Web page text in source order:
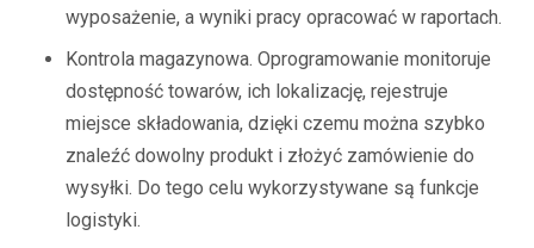
wyposażenie, a wyniki pracy opracować w raportach.
Kontrola magazynowa. Oprogramowanie monitoruje
dostępność towarów, ich lokalizację, rejestruje
miejsce składowania, dzięki czemu można szybko
znaleźć dowolny produkt i złożyć zamówienie do
wysyłki. Do tego celu wykorzystywane są funkcje
logistyki.